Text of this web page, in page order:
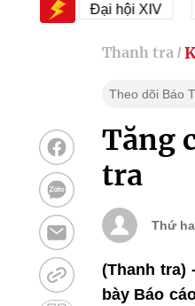
Đại hội XIV Đại
Thanh tra /
Theo dõi Báo
Tăng
tra
Thứ
(Thanh tra)
bày Báo